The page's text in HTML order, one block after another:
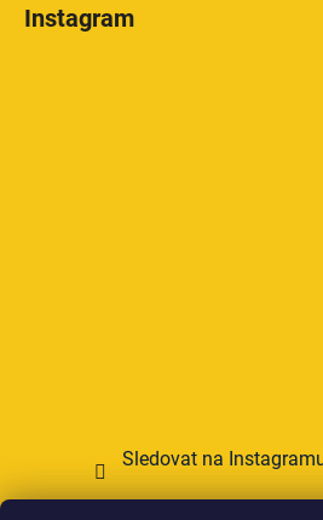
Instagram
Sledovat na